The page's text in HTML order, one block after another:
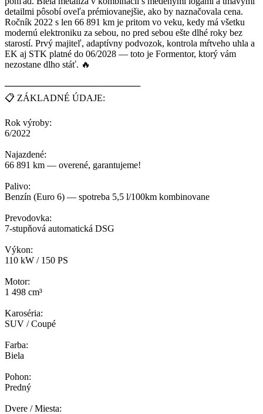
detailmi pôsobí oveľa prémiovanejšie, ako by naznačovala cena.
Ročník 2022 s len 66 891 km je pritom vo veku, kedy má všetku
modernú elektroniku za sebou, no pred sebou ešte dlhé roky bez
starostí. Prvý majiteľ, adaptívny podvozok, kontrola mŕtveho uhla a
EK aj STK platné do 06/2028 — toto je Formentor, ktorý vám
nezostane dlho stáť. 🔥
─────────────────────
📋 ZÁKLADNÉ ÚDAJE:
Rok výroby:
6/2022
Najazdené:
66 891 km — overené, garantujeme!
Palivo:
Benzín (Euro 6) — spotreba 5,5 l/100km kombinovane
Prevodovka:
7-stupňová automatická DSG
Výkon:
110 kW / 150 PS
Motor:
1 498 cm³
Karoséria:
SUV / Coupé
Farba:
Biela
Pohon:
Predný
Dvere / Miesta: